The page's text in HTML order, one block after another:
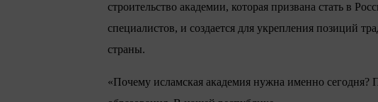
строительство академии, которая призвана стать в
специалистов, и создается для укрепления позиций
страны.
«Почему исламская академия нужна именно сегодня?